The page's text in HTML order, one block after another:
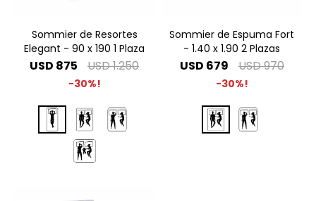
Sommier de Resortes
Elegant - 90 x 190 1 Plaza
USD 875 USD1.250
30
Sommier de Espuma Fort
- 1.40 x 1.90 2 Plazas
USD 679 USD970
30